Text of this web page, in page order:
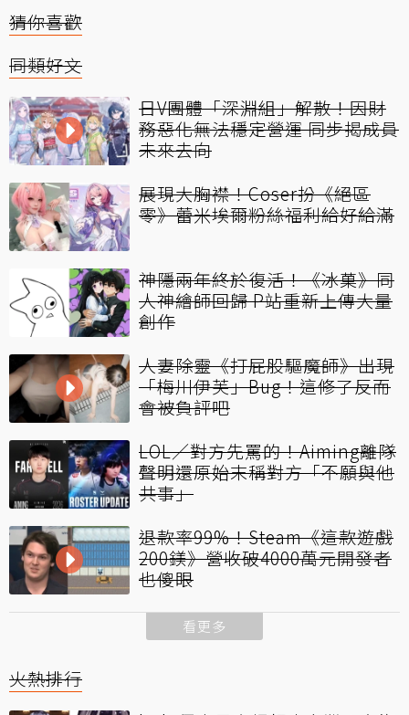
猜你喜歡
同類好文
日V團體「深淵組」解散！因財
務惡化無法穩定營運 同步揭成員
未來去向
展現大胸襟！Coser扮《絕區
零》蕾米埃爾粉絲福利給好給滿
神隱兩年終於復活！《冰菓》同
人神繪師回歸 P站重新上傳大量
創作
人妻除靈《打屁股驅魔師》出現
「梅川伊芙」Bug！這修了反而
會被負評吧
LOL／對方先罵的！Aiming離隊
聲明還原始末稱對方「不願與他
共事」
退款率99%！Steam《這款遊戲
200鎂》營收破4000萬元開發者
也傻眼
看更多
火熱排行